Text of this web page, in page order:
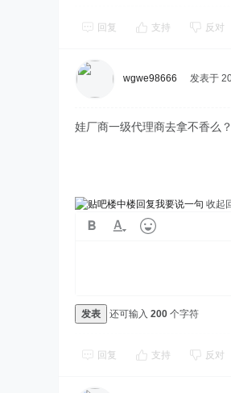
回复 支持 反对
wgwe98666 发表于
娃厂商一级代理商去拿不香么？
我要说一句 收起
发表 还可输入 200 个字符
回复 支持 反对